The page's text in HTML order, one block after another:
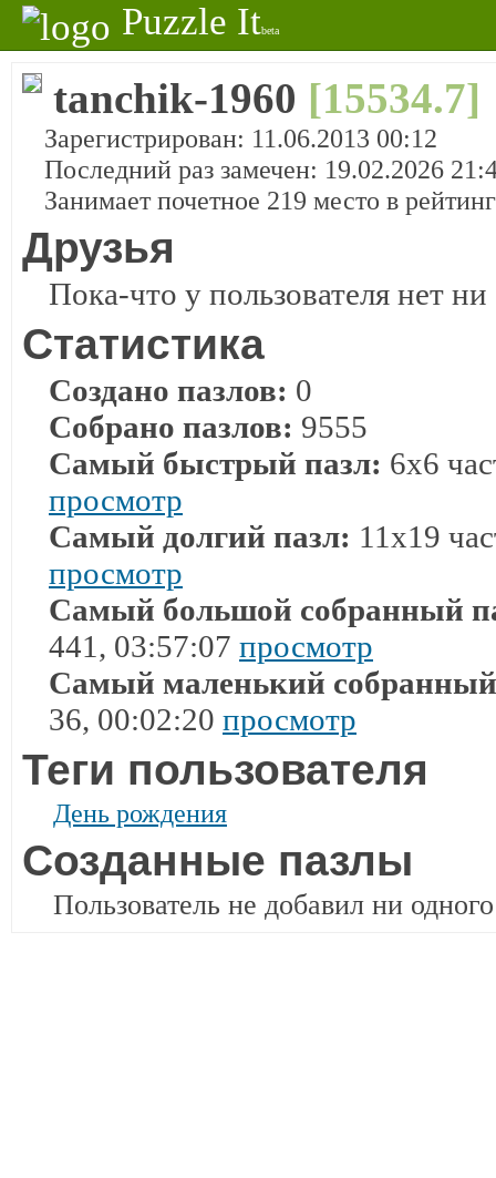
Puzzle Itbeta
tanchik-1960 [15534.7]
Зарегистрирован: 11.06.2013 00:12
Последний раз замечен: 19.02.2026
Занимает почетное 219 место в
Друзья
Пока-что у пользователя нет
Статистика
Создано пазлов: 0
Собрано пазлов: 9555
Самый быстрый пазл: 6x6
просмотр
Самый долгий пазл: 11x19
просмотр
Самый большой собранный
441, 03:57:07 просмотр
Самый маленький
36, 00:02:20 просмотр
Теги пользователя
День рождения
Созданные пазлы
Пользователь не добавил ни